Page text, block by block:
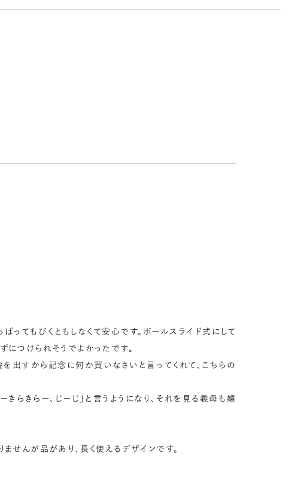
てもびくともしなくて安心です。ボールスライド式にして
につけられそうでよかったです。
出すから記念に何か買いなさいと言ってくれて、こちらの
らきらー、じーじ」と言うようになり、それを見る義母も嬉
せんが品があり、長く使えるデザインです。